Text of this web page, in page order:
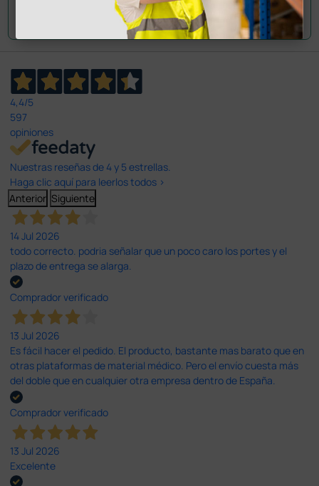
Envía tu pregunta
4,4/5
597
opiniones
Nuestras reseñas de 4 y 5 estrellas.
Haga clic aquí para leerlos todos >
Anterior Siguiente
14 Jul 2026
todo correcto. podria señalar que un poco caro los portes y el
plazo de entrega se alarga.
Comprador verificado
13 Jul 2026
Es fácil hacer el pedido. El producto, bastante mas barato que en
otras plataformas de material médico. Pero el envío cuesta más
del doble que en cualquier otra empresa dentro de España.
Comprador verificado
13 Jul 2026
Excelente